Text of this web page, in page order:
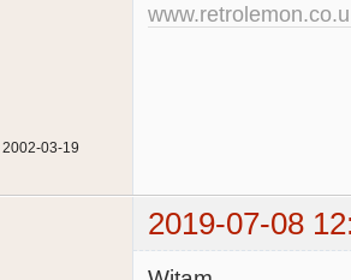
2002-03-19
2019-07-08